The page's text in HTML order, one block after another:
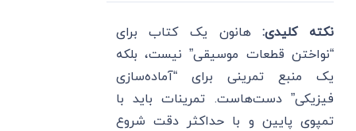
نکته کلیدی:هانون یک کتاب برای
“نواختن قطعات موسیقی” نیست، بلکه
یک منبع تمرینی برای “آماده‌سازی
فیزیکی” دست‌هاست. تمرینات باید با
تمپوی پایین و با حداکثر دقت شروع